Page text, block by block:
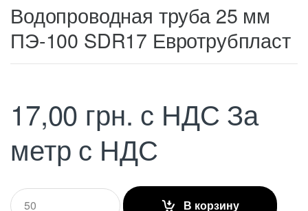
Водопроводная труба 25 мм
ПЭ-100 SDR17 Евротрубпласт
17,00 грн. с НДС За
метр с НДС
Q
В корзину